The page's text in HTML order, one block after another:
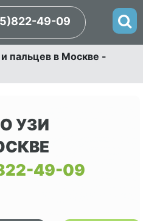
49-09
пальцев в Москве -
УЗИ
49-09